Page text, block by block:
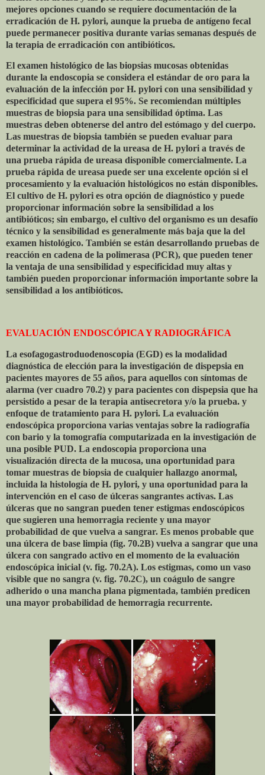
mejores opciones cuando se requiere documentación de la
erradicación de H. pylori, aunque la prueba de antígeno fecal
puede permanecer positiva durante varias semanas después de
la terapia de erradicación con antibióticos.
El examen histológico de las biopsias mucosas obtenidas
durante la endoscopia se considera el estándar de oro para la
evaluación de la infección por H. pylori con una sensibilidad y
especificidad que supera el 95%. Se recomiendan múltiples
muestras de biopsia para una sensibilidad óptima. Las
muestras deben obtenerse del antro del estómago y del cuerpo.
Las muestras de biopsia también se pueden evaluar para
determinar la actividad de la ureasa de H. pylori a través de
una prueba rápida de ureasa disponible comercialmente. La
prueba rápida de ureasa puede ser una excelente opción si el
procesamiento y la evaluación histológicos no están disponibles.
El cultivo de H. pylori es otra opción de diagnóstico y puede
proporcionar información sobre la sensibilidad a los
antibióticos; sin embargo, el cultivo del organismo es un desafío
técnico y la sensibilidad es generalmente más baja que la del
examen histológico. También se están desarrollando pruebas de
reacción en cadena de la polimerasa (PCR), que pueden tener
la ventaja de una sensibilidad y especificidad muy altas y
también pueden proporcionar información importante sobre la
sensibilidad a los antibióticos.
EVALUACIÓN ENDOSCÓPICA Y RADIOGRÁFICA
La esofagogastroduodenoscopia (EGD) es la modalidad
diagnóstica de elección para la investigación de dispepsia en
pacientes mayores de 55 años, para aquellos con síntomas de
alarma (ver cuadro 70.2) y para pacientes con dispepsia que ha
persistido a pesar de la terapia antisecretora y/o la prueba. y
enfoque de tratamiento para H. pylori. La evaluación
endoscópica proporciona varias ventajas sobre la radiografía
con bario y la tomografía computarizada en la investigación de
una posible PUD. La endoscopia proporciona una
visualización directa de la mucosa, una oportunidad para
tomar muestras de biopsia de cualquier hallazgo anormal,
incluida la histología de H. pylori, y una oportunidad para la
intervención en el caso de úlceras sangrantes activas. Las
úlceras que no sangran pueden tener estigmas endoscópicos
que sugieren una hemorragia reciente y una mayor
probabilidad de que vuelva a sangrar. Es menos probable que
una úlcera de base limpia (fig. 70.2B) vuelva a sangrar que una
úlcera con sangrado activo en el momento de la evaluación
endoscópica inicial (v. fig. 70.2A). Los estigmas, como un vaso
visible que no sangra (v. fig. 70.2C), un coágulo de sangre
adherido o una mancha plana pigmentada, también predicen
una mayor probabilidad de hemorragia recurrente.